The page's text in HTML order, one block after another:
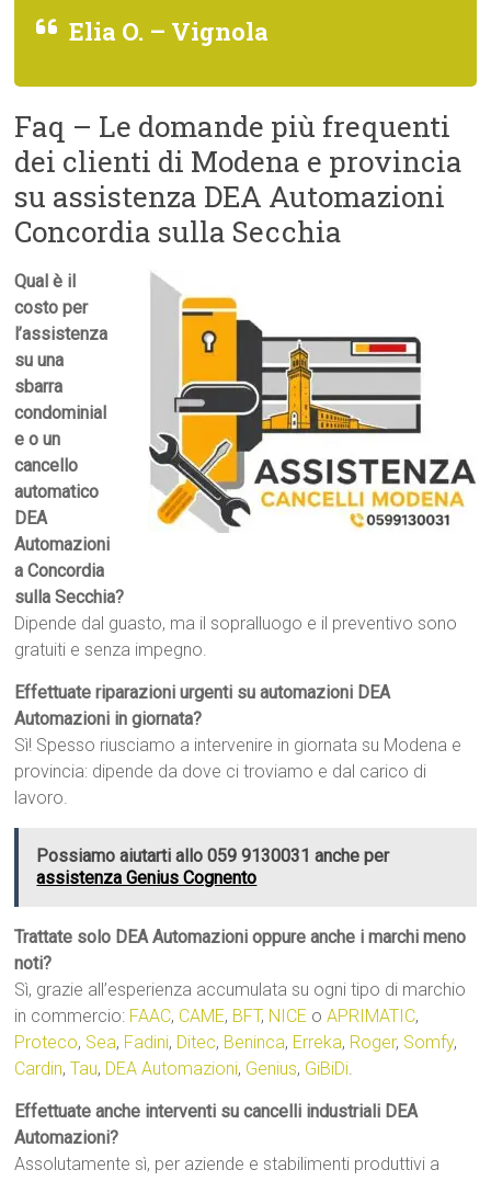
Elia O. – Vignola
Faq – Le domande più frequenti
dei clienti di Modena e provincia
su assistenza DEA Automazioni
Concordia sulla Secchia
Qual è il
costo per
l’assistenza
su una
sbarra
condominial
e o un
cancello
automatico
DEA
Automazioni
a Concordia
sulla Secchia?
Dipende dal guasto, ma il sopralluogo e il preventivo sono
gratuiti e senza impegno.
Effettuate riparazioni urgenti su automazioni DEA
Automazioni in giornata?
Sì! Spesso riusciamo a intervenire in giornata su Modena e
provincia: dipende da dove ci troviamo e dal carico di
lavoro.
Possiamo aiutarti allo 059 9130031 anche per
assistenza Genius Cognento
Trattate solo DEA Automazioni oppure anche i marchi meno
noti?
Sì, grazie all’esperienza accumulata su ogni tipo di marchio
in commercio: FAAC, CAME, BFT, NICE oAPRIMATIC,
Proteco, Sea, Fadini, Ditec, Beninca, Erreka, Roger, Somfy,
Cardin,Tau, DEA Automazioni, Genius, GiBiDi.
Effettuate anche interventi su cancelli industriali DEA
Automazioni?
Assolutamente sì, per aziende e stabilimenti produttivi a